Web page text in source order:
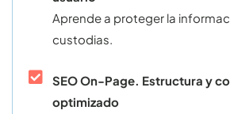
Aprende a proteger la
custodias.
SEO On-Page. Estructura y
optimizado